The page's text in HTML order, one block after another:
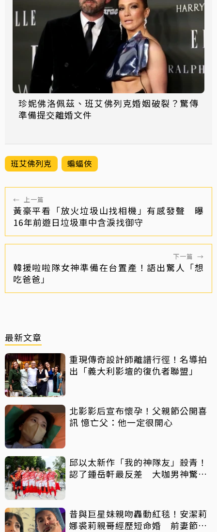
珍妮佛洛佩茲、班艾佛列克婚姻破裂？驚傳
準備提交離婚文件
班艾佛列克 蝙蝠俠
← 上一篇
黃豪平看「放火垃圾山找相機」有感發聲 曝
16年前遊日垃圾車中含淚找御守
下一篇 →
韓援啦啦隊女神準備在台置產！語出驚人「想
吃爸爸」
最新文章
重現傳奇設計師離譜行徑！名導拍
出「義大利影壇的復仇者聯盟」
北影影后宣布懷孕！父親節公開喜
訊 憶亡父：他一定很開心
邱以太新作「我的神隊友」殺青！
認了鍾岳軒最反差 大咖男神驚喜
昔與巨星妹親吻轟動紅毯！安潔莉
娜裘莉親哥經歷短命婚 前妻節目